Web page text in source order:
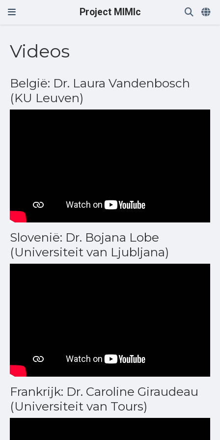
Project MIMIc
Videos
België: Dr. Laura Vandenbosch
(KU Leuven)
Slovenië: Dr. Bojana Lobe
(Universiteit van Ljubljana)
Frankrijk: Dr. Caroline Giraudeau
(Universiteit van Tours)